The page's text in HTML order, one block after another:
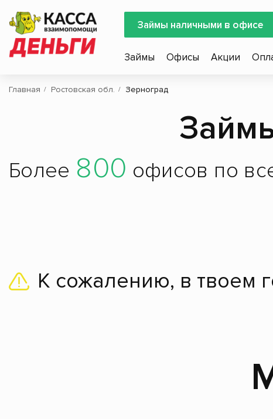
Займы наличными в офисе
Займы Офисы Акции
Главная Ростовская обл. Зерноград
Более 800 офисов по
К сожалению, в твоем